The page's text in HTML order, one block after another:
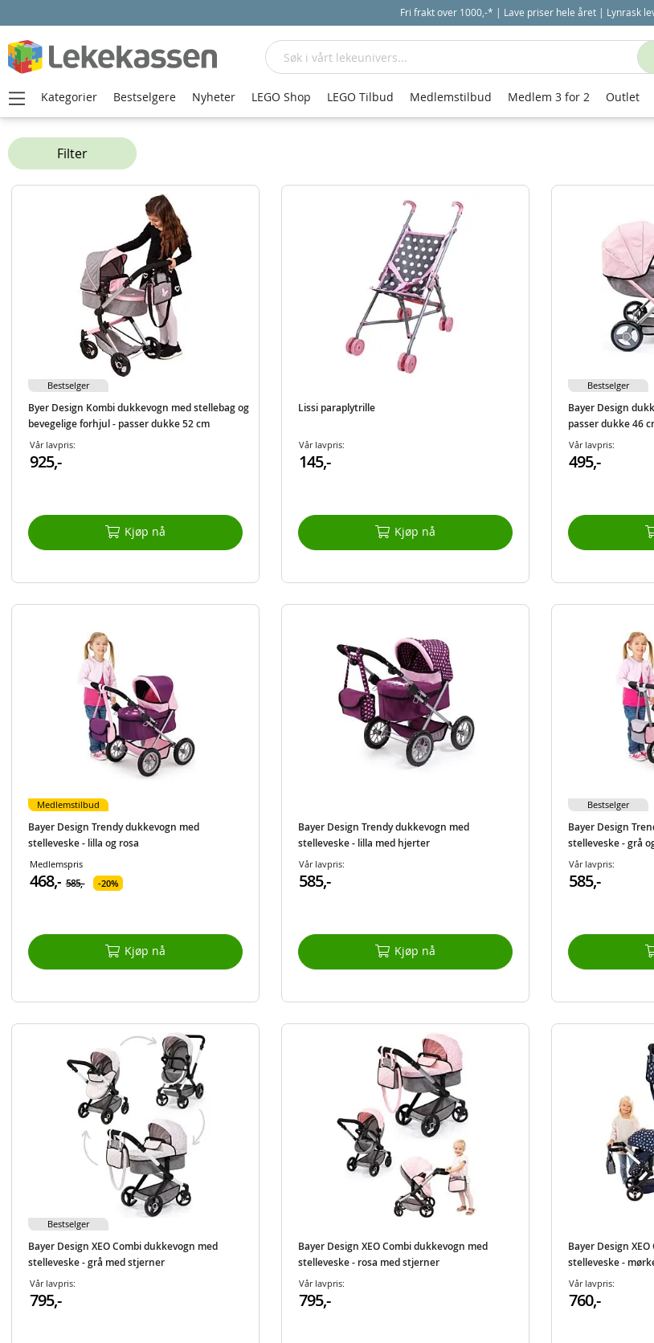
Fri frakt over 1000,-* | Lave priser hele året | Lynrask
Hjem Dukker og tilbehør Dukkevogner
Filter
Byer Design Kombi dukkevogn med stellebag og
bevegelige forhjul - passer dukke 52 cm
Vår lavpris:
925,-
Kjøp nå
Bestselger
Lissi paraplytrille
Vår lavpris:
145,-
Kjøp nå
Bayer Design
passer dukke 46
Vår lavpris:
495,-
Bestselger
Bayer Design Trendy dukkevogn med
stelleveske - lilla og rosa
Medlemspris
468,- 585,- 20%
Kjøp nå
Medlemstilbud
Bayer Design Trendy dukkevogn med
stelleveske - lilla med hjerter
Vår lavpris:
585,-
Kjøp nå
Bayer Design
stelleveske - grå
Vår lavpris:
585,-
Bestselger
Bayer Design XEO Combi dukkevogn med
stelleveske - grå med stjerner
Vår lavpris:
795,-
Bestselger
Bayer Design XEO Combi dukkevogn med
stelleveske - rosa med stjerner
Vår lavpris:
795,-
Bayer Design
stelleveske -
Vår lavpris:
760,-
Søk
Kategorier Bestselgere Nyheter LEGO Shop LEGO Tilbud Medlemstilbud Medlem 3 for 2 Outlet